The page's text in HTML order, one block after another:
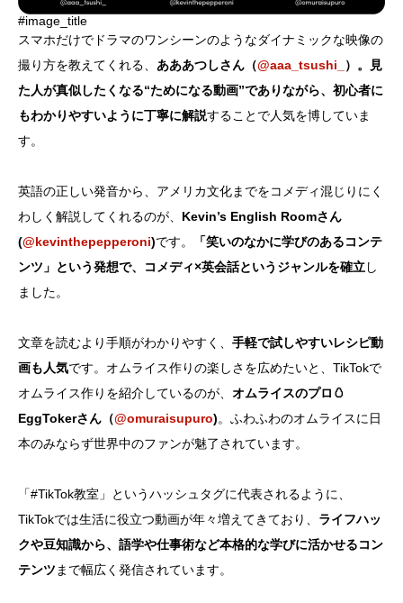
#image_title
スマホだけでドラマのワンシーンのようなダイナミックな映像の
撮り方を教えてくれる、 あああつしさん（@aaa_tsushi_
）。見
た人が真似したくなる“ためになる動画”でありながら、初心者に
もわかりやすいように丁寧に解説することで人気を博していま
す。
英語の正しい発音から、アメリカ文化までをコメディ混じりにく
わしく解説してくれるのが、 Kevin’s English Roomさん
(@kevinthepepperoni)です。
「笑いのなかに学びのあるコンテ
ンツ」という発想で、コメディ×英会話というジャンルを確立し
ました。
文章を読むより手順がわかりやすく、 手軽で試しやすいレシピ動
画も人気です。オムライス作りの楽しさを広めたいと、TikTokで
オムライス作りを紹介しているのが、 オムライスのプロ🥚
EggTokerさん（@omuraisupuro)。ふわふわのオムライスに日
本のみならず世界中のファンが魅了されています。
「#TikTok教室」というハッシュタグに代表されるように、
TikTokでは生活に役立つ動画が年々増えてきており、 ライフハッ
クや豆知識から、語学や仕事術など本格的な学びに活かせるコン
テンツ まで幅広く発信されています。